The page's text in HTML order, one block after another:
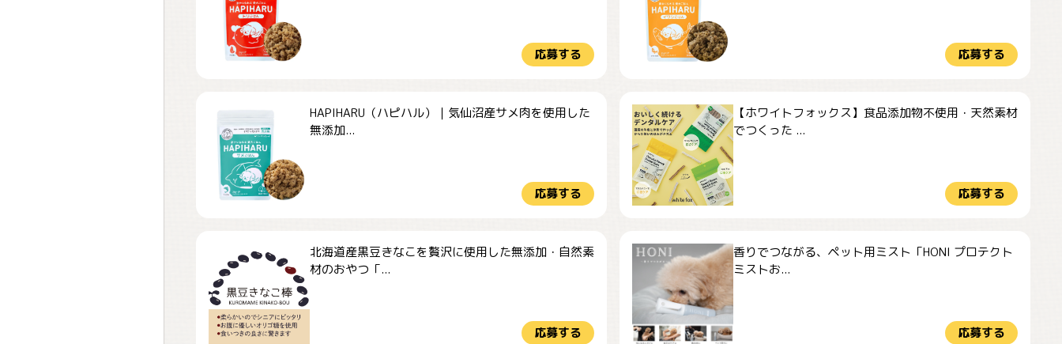
応募する 応募する
HAPIHARU（ハピハル）｜気仙沼産サメ肉を使用した
無添加...
応募する
【ホワイトフォックス】食品添加物不使用・天然素材
でつくった ...
応募する
北海道産黒豆きなこを贅沢に使用した無添加・自然素
材のおやつ「...
応募する
香りでつながる、ペット用ミスト「HONI プロテクト
ミストお...
応募する